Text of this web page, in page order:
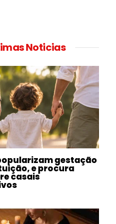
Noticias
gestação
e procura
casais